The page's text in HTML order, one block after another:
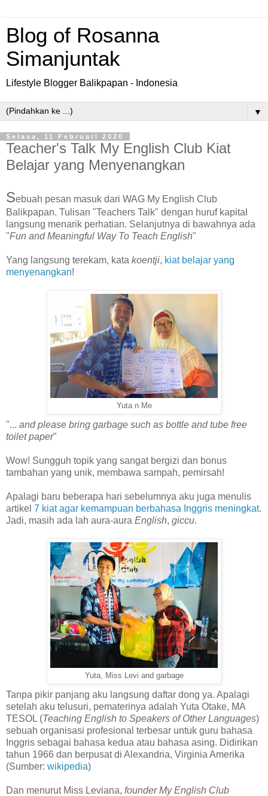
Blog of Rosanna
Simanjuntak
Lifestyle Blogger Balikpapan - Indonesia
▼
Selasa, 11 Februari 2020
Teacher's Talk My English Club Kiat
Belajar yang Menyenangkan
Sebuah pesan masuk dari WAG My English Club
Balikpapan. Tulisan "Teachers Talk" dengan huruf kapital
langsung menarik perhatian. Selanjutnya di bawahnya ada
"Fun and Meaningful Way To Teach English"
Yang langsung terekam, kata koentji, kiat belajar yang
menyenangkan!
Yuta n Me
"... and please bring garbage such as bottle and tube free
toilet paper"
Wow! Sungguh topik yang sangat bergizi dan bonus
tambahan yang unik, membawa sampah, pemirsah!
Apalagi baru beberapa hari sebelumnya aku juga menulis
artikel 7 kiat agar kemampuan berbahasa Inggris meningkat.
Jadi, masih ada lah aura-aura English, giccu.
Yuta, Miss Levi and garbage
Tanpa pikir panjang aku langsung daftar dong ya. Apalagi
setelah aku telusuri, pematerinya adalah Yuta Otake, MA
TESOL (Teaching English to Speakers of Other Languages)
sebuah organisasi profesional terbesar untuk guru bahasa
Inggris sebagai bahasa kedua atau bahasa asing. Didirikan
tahun 1966 dan berpusat di Alexandria, Virginia Amerika
(Sumber: wikipedia)
Dan menurut Miss Leviana, founder My English Club